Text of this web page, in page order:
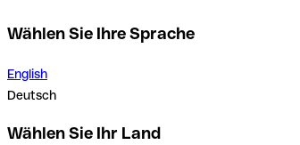
Wählen Sie Ihre Sprache
English
Deutsch
Wählen Sie Ihr Land